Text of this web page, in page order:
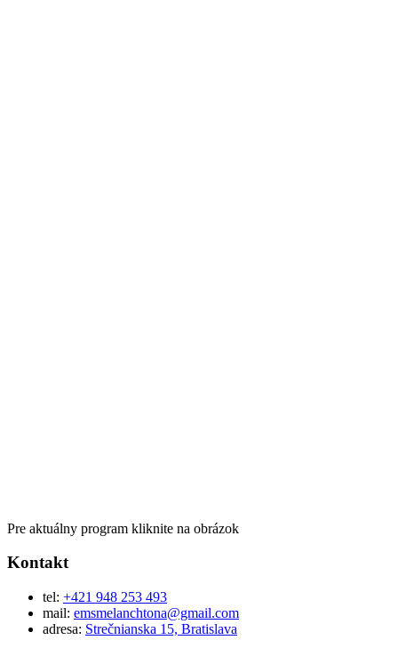
Pre aktuálny program kliknite na obrázok
Kontakt
tel: +421 948 253 493
mail: emsmelanchtona@gmail.com
adresa: Strečnianska 15, Bratislava